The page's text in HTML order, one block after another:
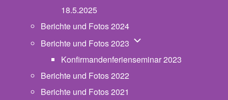
18.5.2025
Berichte und Fotos 2024
Berichte und Fotos 2023 Unternavigation von
Konfirmandenferienseminar 2023
Berichte und Fotos 2022
Berichte und Fotos 2021